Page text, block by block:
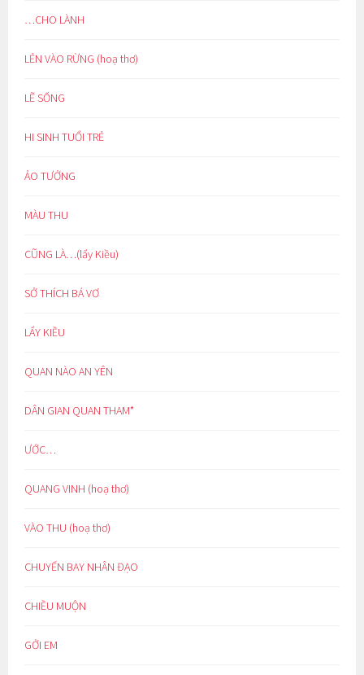
…CHO LÀNH
LẺN VÀO RỪNG (hoạ thơ)
LẼ SỐNG
HI SINH TUỔI TRẺ
ẢO TƯỞNG
MÀU THU
CŨNG LÀ…(lẩy Kiều)
SỞ THÍCH BÁ VƠ
LẨY KIỀU
QUAN NÀO AN YÊN
DÂN GIAN QUAN THAM*
ƯỚC…
QUANG VINH (hoạ thơ)
VÀO THU (hoạ thơ)
CHUYẾN BAY NHÂN ĐẠO
CHIỀU MUỘN
GỞI EM